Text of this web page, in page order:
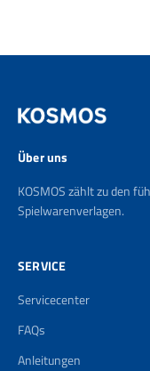
Über uns
KOSMOS zählt zu den
Spielwarenverlagen.
SERVICE
Servicecenter
FAQs
Anleitungen